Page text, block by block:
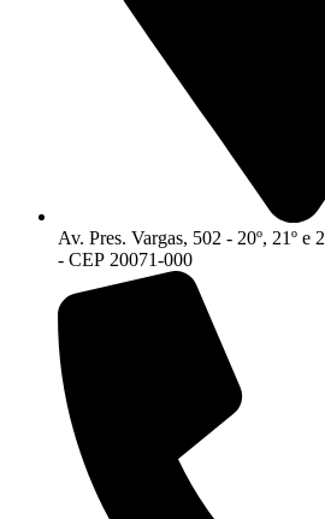
Av. Pres. Vargas, 502 - 20º, 21º e
- CEP 20071-000